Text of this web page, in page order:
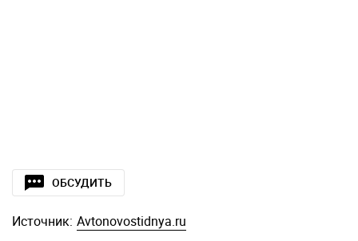
ОБСУДИТЬ
Источник: Avtonovostidnya.ru